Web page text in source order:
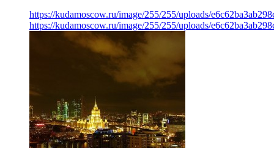
https://kudamoscow.ru/image/255/255/uploads/
https://kudamoscow.ru/image/255/255/uploads/